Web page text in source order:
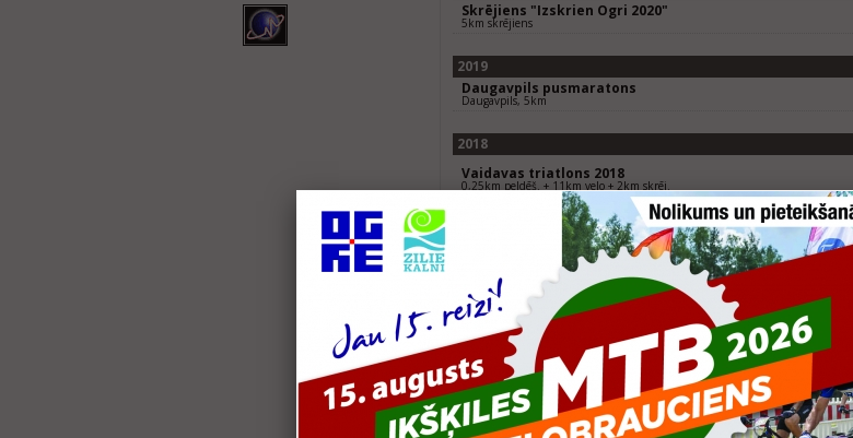
Skrējiens "Izskrien Ogri 2020"
5km skrējiens
2019
Daugavpils pusmaratons
Daugavpils, 5km
2018
Vaidavas triatlons 2018
0,25km peldēš. + 11km velo + 2km skrēj.
Rēzeknes pusmaratons
Rēzekne, 10 km skrējiens
Daugavpils pusmaratons
Daugavpils, 10 km skrējiens
2017
Sportlat Valmieras maratons
Valmiera, Pusmaratona skrējiens 21,0975 km
We Run Riga 2017 (21,0975km skr., 10km skr., 10km nūjoš.,
bērni)
10km skrējiens
We Run Riga 2017 (5km skrējiens)
5km skrējiens